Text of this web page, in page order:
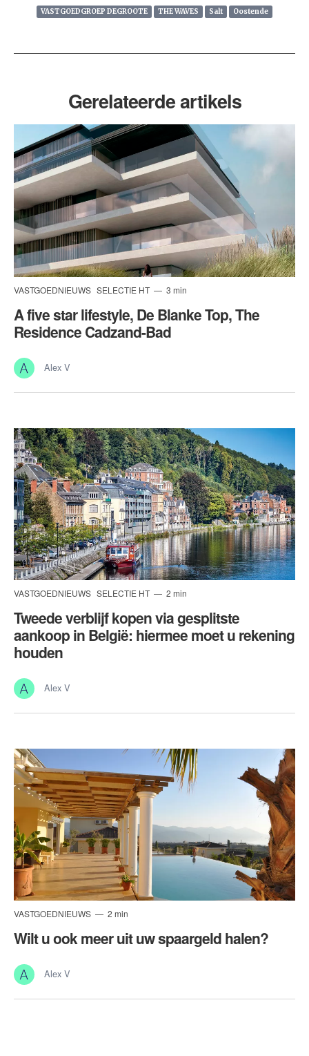
VASTGOEDGROEP DEGROOTE THE WAVES Salt Oostende
Gerelateerde artikels
VASTGOEDNIEUWS SELECTIE HT 3 min
A five star lifestyle, De Blanke Top, The
Residence Cadzand-Bad
Alex V
VASTGOEDNIEUWS SELECTIE HT 2 min
Tweede verblijf kopen via gesplitste
aankoop in België: hiermee moet u rekening
houden
Alex V
VASTGOEDNIEUWS 2 min
Wilt u ook meer uit uw spaargeld halen?
Alex V